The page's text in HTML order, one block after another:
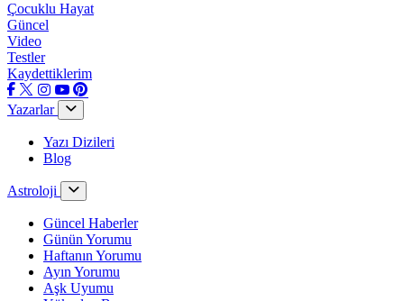
Çocuklu Hayat
Güncel
Video
Testler
Kaydettiklerim
Yazarlar
Yazı Dizileri
Blog
Astroloji
Güncel Haberler
Günün Yorumu
Haftanın Yorumu
Ayın Yorumu
Aşk Uyumu